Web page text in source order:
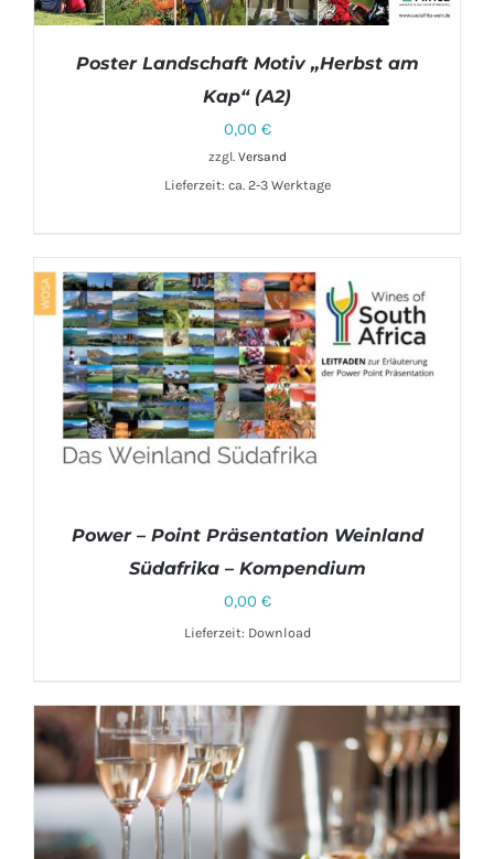
IN DEN WARENKORB DETAILS
Poster Landschaft Motiv „Herbst am
Kap“ (A2)
0,00 €
zzgl. Versand
Lieferzeit: ca. 2-3 Werktage
Power – Point Präsentation Weinland
Südafrika – Kompendium
0,00 €
Lieferzeit: Download